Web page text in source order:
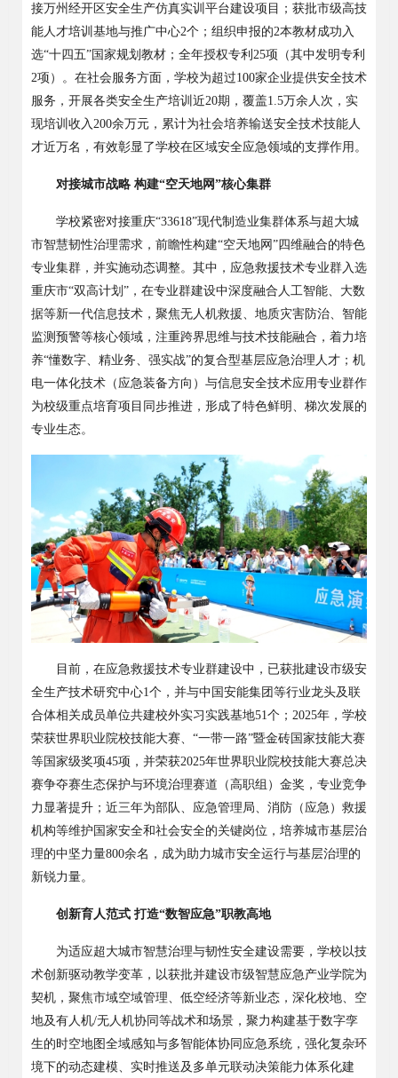
接万州经开区安全生产仿真实训平台建设项目；获批市级高技
能人才培训基地与推广中心2个；组织申报的2本教材成功入
选“十四五”国家规划教材；全年授权专利25项（其中发明专利
2项）。在社会服务方面，学校为超过100家企业提供安全技术
服务，开展各类安全生产培训近20期，覆盖1.5万余人次，实
现培训收入200余万元，累计为社会培养输送安全技术技能人
才近万名，有效彰显了学校在区域安全应急领域的支撑作用。
对接城市战略 构建“空天地网”核心集群
学校紧密对接重庆“33618”现代制造业集群体系与超大城
市智慧韧性治理需求，前瞻性构建“空天地网”四维融合的特色
专业集群，并实施动态调整。其中，应急救援技术专业群入选
重庆市“双高计划”，在专业群建设中深度融合人工智能、大数
据等新一代信息技术，聚焦无人机救援、地质灾害防治、智能
监测预警等核心领域，注重跨界思维与技术技能融合，着力培
养“懂数字、精业务、强实战”的复合型基层应急治理人才；机
电一体化技术（应急装备方向）与信息安全技术应用专业群作
为校级重点培育项目同步推进，形成了特色鲜明、梯次发展的
专业生态。
目前，在应急救援技术专业群建设中，已获批建设市级安
全生产技术研究中心1个，并与中国安能集团等行业龙头及联
合体相关成员单位共建校外实习实践基地51个；2025年，学校
荣获世界职业院校技能大赛、“一带一路”暨金砖国家技能大赛
等国家级奖项45项，并荣获2025年世界职业院校技能大赛总决
赛争夺赛生态保护与环境治理赛道（高职组）金奖，专业竞争
力显著提升；近三年为部队、应急管理局、消防（应急）救援
机构等维护国家安全和社会安全的关键岗位，培养城市基层治
理的中坚力量800余名，成为助力城市安全运行与基层治理的
新锐力量。
创新育人范式 打造“数智应急”职教高地
为适应超大城市智慧治理与韧性安全建设需要，学校以技
术创新驱动教学变革，以获批并建设市级智慧应急产业学院为
契机，聚焦市域空域管理、低空经济等新业态，深化校地、空
地及有人机/无人机协同等战术和场景，聚力构建基于数字孪
生的时空地图全域感知与多智能体协同应急系统，强化复杂环
境下的动态建模、实时推送及多单元联动决策能力体系化建